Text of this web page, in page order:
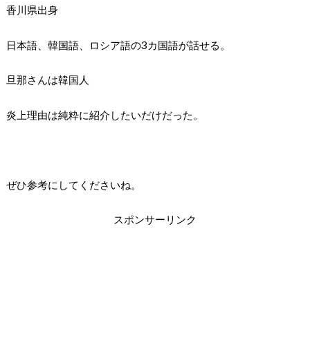
香川県出身
日本語、韓国語、ロシア語の3カ国語が話せる。
旦那さんは韓国人
炎上理由は純粋に紹介したいだけだった。
ぜひ参考にしてくださいね。
スポンサーリンク